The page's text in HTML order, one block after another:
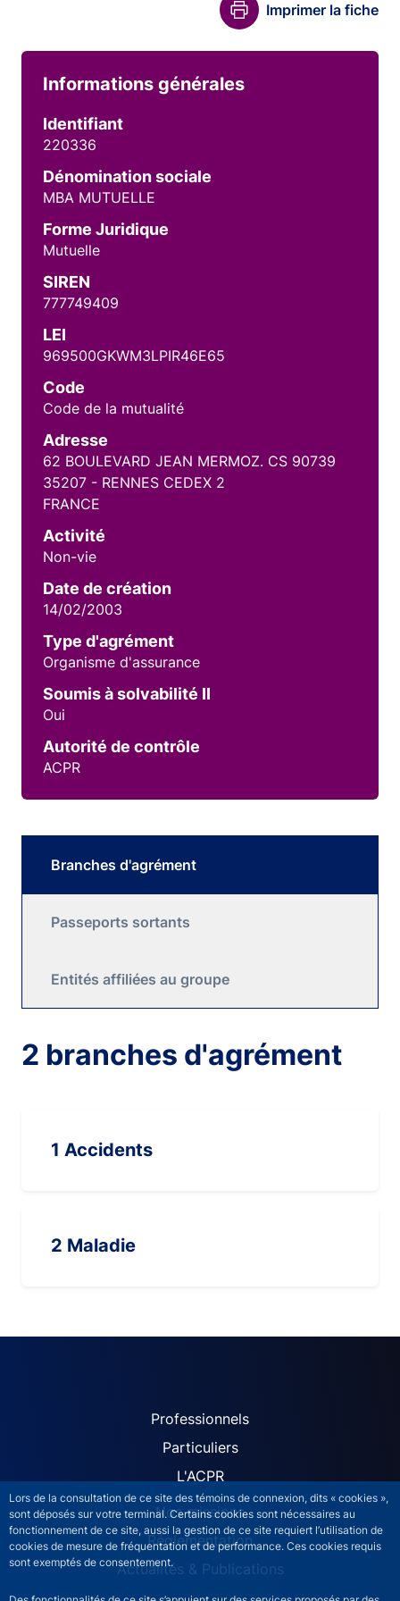
Lors de la consultation de ce site des témoins de connexion, dits « cookies »,
sont déposés sur votre terminal. Certains cookies sont nécessaires au
fonctionnement de ce site, aussi la gestion de ce site requiert l’utilisation de
cookies de mesure de fréquentation et de performance. Ces cookies requis
sont exemptés de consentement.
Imprimer la fiche
Informations générales
Identifiant
220336
Dénomination sociale
MBA MUTUELLE
Forme Juridique
Mutuelle
SIREN
777749409
LEI
969500GKWM3LPIR46E65
Code
Code de la mutualité
Adresse
62 BOULEVARD JEAN MERMOZ. CS 90739
35207 - RENNES CEDEX 2
FRANCE
Activité
Non-vie
Date de création
14/02/2003
Type d'agrément
Organisme d'assurance
Soumis à solvabilité II
Oui
Autorité de contrôle
ACPR
Branches d'agrément
Passeports sortants
Entités affiliées au groupe
2 branches d'agrément
1 Accidents
2 Maladie
ACPR site navigation
Professionnels
Particuliers
L'ACPR
Nos missions
Réglementation
Actualités & Publications